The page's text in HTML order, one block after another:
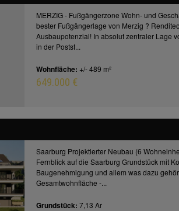
MERZIG - Fußgängerzone Wohn- und
bester Fußgängerlage von Merzig ?
Ausbaupotenzial! In absolut zentraler Lage
in der Postst...
Wohnfläche: +/- 489 m²
649.000 €
Saarburg Projektierter Neubau (6
Fernblick auf die Saarburg Grundstück mit
Baugenehmigung und allem was dazu
Gesamtwohnfläche -...
Grundstück:7,13 Ar